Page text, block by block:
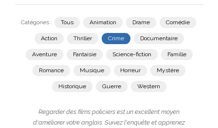
Catégories : Tous Animation Drame Comédie
Action Thriller Crime Documentaire
Aventure Fantaisie Science-fiction Famille
Romance Musique Horreur Mystère
Historique Guerre Western
Regarder des films policiers est un excellent moyen
d'améliorer votre anglais. Suivez l'enquête et apprenez